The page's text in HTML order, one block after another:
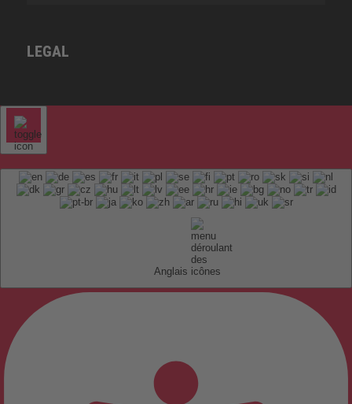
LEGAL
Anglais